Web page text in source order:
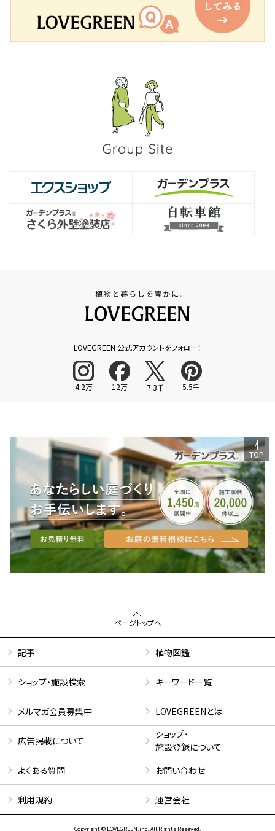
LOVEGREEN 公式アカウントをフォロー！
4.2万 12万 7.3千 5.5千
TOP
ページトップへ
記事 植物図鑑
ショップ・施設検索 キーワード一覧
メルマガ会員募集中 LOVEGREENとは
広告掲載について
ショップ・
施設登録について
よくある質問
お問い合わせ
利用規約 運営会社
Copyright © LOVEGREEN.inc. All Rights Reseved.